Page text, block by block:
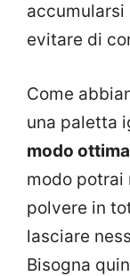
accumularsi
evitare di
Come
una paletta
modo
modo potrai
polvere in
lasciare
Bisogna